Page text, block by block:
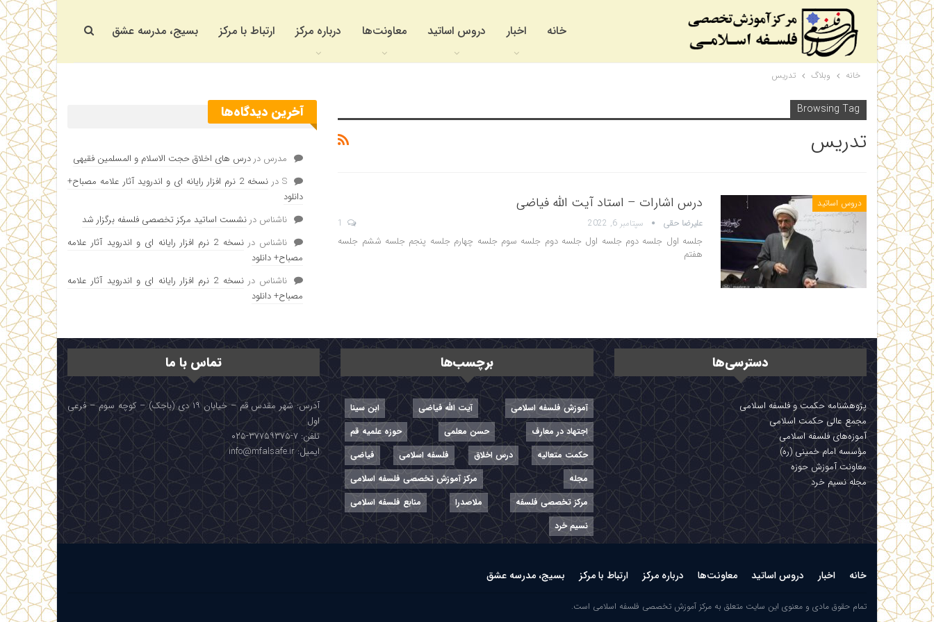
خانه اخبار دروس اساتید معاونت‌ها درباره مرکز ارتباط با مرکز بسیج، مدرسه عشق
خانه وبلاگ تدریس
Browsing Tag
تدریس
دروس اساتید درس اشارات – استاد آیت الله فیاضی
علیرضا حقی سپتامبر 6, 2022
جلسه اول جلسه دوم جلسه اول جلسه دوم جلسه سوم جلسه چهارم جلسه پنجم جلسه ششم جلسه
هفتم
آخرین دیدگاه‌ها
مدرس در درس های اخلاق حجت الاسلام و المسلمین فقیهی
Sدر
نسخه 2 نرم افزار رایانه ای و اندروید آثار علامه مصباح+
دانلود
ناشناس در نشست اساتید مرکز تخصصی فلسفه برگزار شد
ناشناس در
نسخه 2 نرم افزار رایانه ای و اندروید آثار علامه
مصباح+ دانلود
ناشناس در
نسخه 2 نرم افزار رایانه ای و اندروید آثار علامه
مصباح+ دانلود
دسترسی‌ها
پژوهشنامه حکمت و فلسفه اسلامی
مجمع عالی حکمت اسلامی
آموزه‌های فلسفه اسلامی
مؤسسه امام خمینی (ره)
معاونت آموزش حوزه
مجله نسیم خرد
برچسب‌ها
آموزش فلسفه اسلامی آیت الله فیاضی
ابن سینا
اجتهاد در معارف
حسن معلمی
حوزه علمیه قم
حکمت متعالیه
درس اخلاق فلسفه اسلامی
فیاضی
مجله
مرکز آموزش تخصصی فلسفه اسلامی
مرکز تخصصی فلسفه
ملاصدرا
منابع فلسفه اسلامی
نسیم خرد
تماس با ما
آدرس: شهر مقدس قم – خیابان ۱۹ دی (باجک) – کوچه سوم – فرعی
اول
تلفن: ۷-۳۷۷۵۹۳۷۵-۰۲۵
ایمیل: info@mfalsafe.ir
خانه اخبار دروس اساتید معاونت‌ها درباره مرکز ارتباط با مرکز بسیج، مدرسه عشق
تمام حقوق مادی و معنوی این سایت متعلق به مرکز آموزش تخصصی فلسفه اسلامی است.